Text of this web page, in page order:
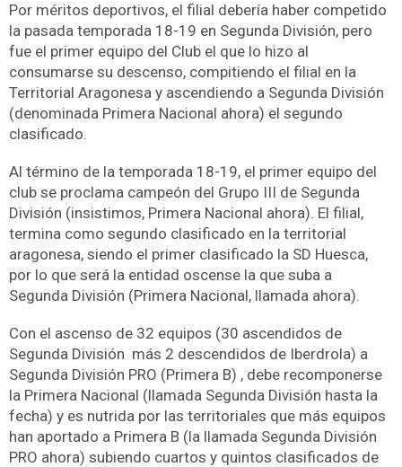
Por méritos deportivos, el filial debería haber competido
la pasada temporada 18-19 en Segunda División, pero
fue el primer equipo del Club el que lo hizo al
consumarse su descenso, compitiendo el filial en la
Territorial Aragonesa y ascendiendo a Segunda División
(denominada Primera Nacional ahora) el segundo
clasificado.
Al término de la temporada 18-19, el primer equipo del
club se proclama campeón del Grupo III de Segunda
División (insistimos, Primera Nacional ahora). El filial,
termina como segundo clasificado en la territorial
aragonesa, siendo el primer clasificado la SD Huesca,
por lo que será la entidad oscense la que suba a
Segunda División (Primera Nacional, llamada ahora).
Con el ascenso de 32 equipos (30 ascendidos de
Segunda División más 2 descendidos de Iberdrola) a
Segunda División PRO (Primera B) , debe recomponerse
la Primera Nacional (llamada Segunda División hasta la
fecha) y es nutrida por las territoriales que más equipos
han aportado a Primera B (la llamada Segunda División
PRO ahora) subiendo cuartos y quintos clasificados de